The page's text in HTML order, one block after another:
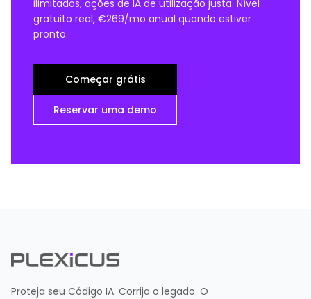
ilimitados, ações de IA de utilização justa. Nível
gratuito real, €269/mo anual quando estiver
pronto.
Começar grátis
Reservar uma demo
Proteja seu Código IA. Corrija o legado. O